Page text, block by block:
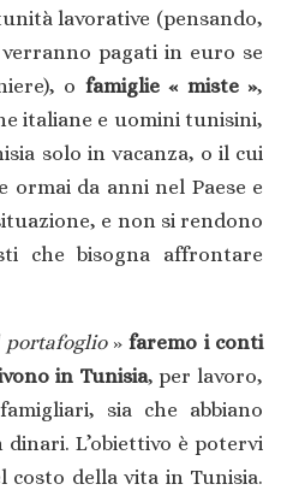
lavorative (pensando,
verranno pagati in euro se
o famiglie « miste »,
italiane e uomini tunisini,
solo in vacanza, o il cui
da anni nel Paese e
e non si rendono
che bisogna affrontare
portafoglio »faremo i conti
in Tunisia, per lavoro,
sia che abbiano
L’obiettivo è potervi
costo della vita in Tunisia.